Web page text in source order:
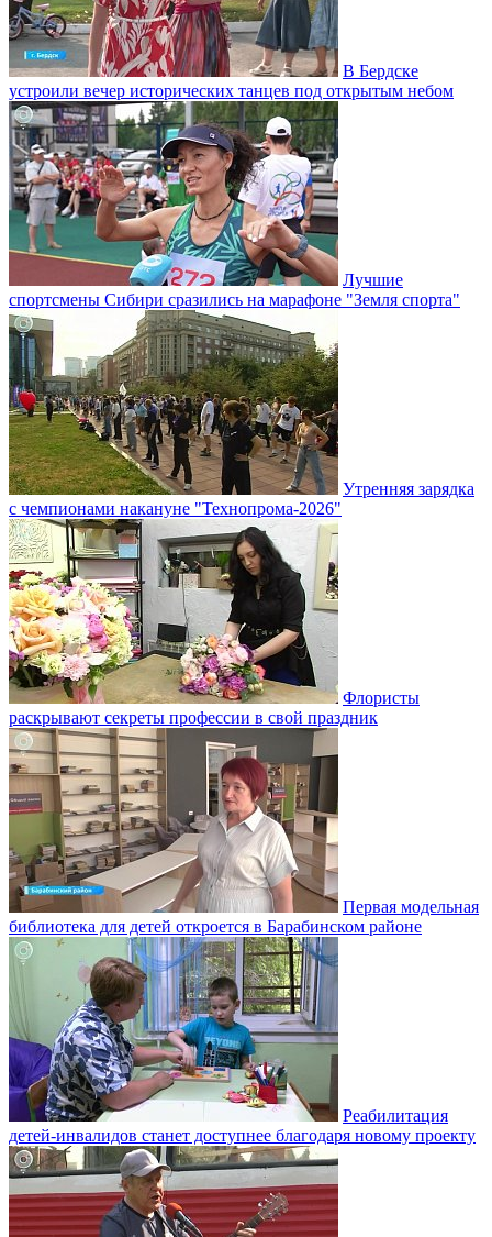
В Бердске
устроили вечер исторических танцев под открытым небом
Лучшие
спортсмены Сибири сразились на марафоне "Земля спорта"
Утренняя зарядка
с чемпионами накануне "Технопрома-2026"
Флористы
раскрывают секреты профессии в свой праздник
Первая модельная
библиотека для детей откроется в Барабинском районе
Реабилитация
детей-инвалидов станет доступнее благодаря новому проекту